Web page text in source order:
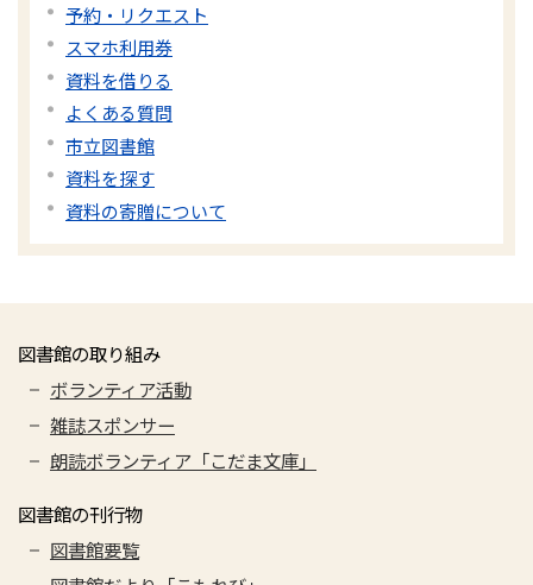
予約・リクエスト
スマホ利用券
資料を借りる
よくある質問
市立図書館
資料を探す
資料の寄贈について
図書館の取り組み
ボランティア活動
雑誌スポンサー
朗読ボランティア「こだま文庫」
図書館の刊行物
図書館要覧